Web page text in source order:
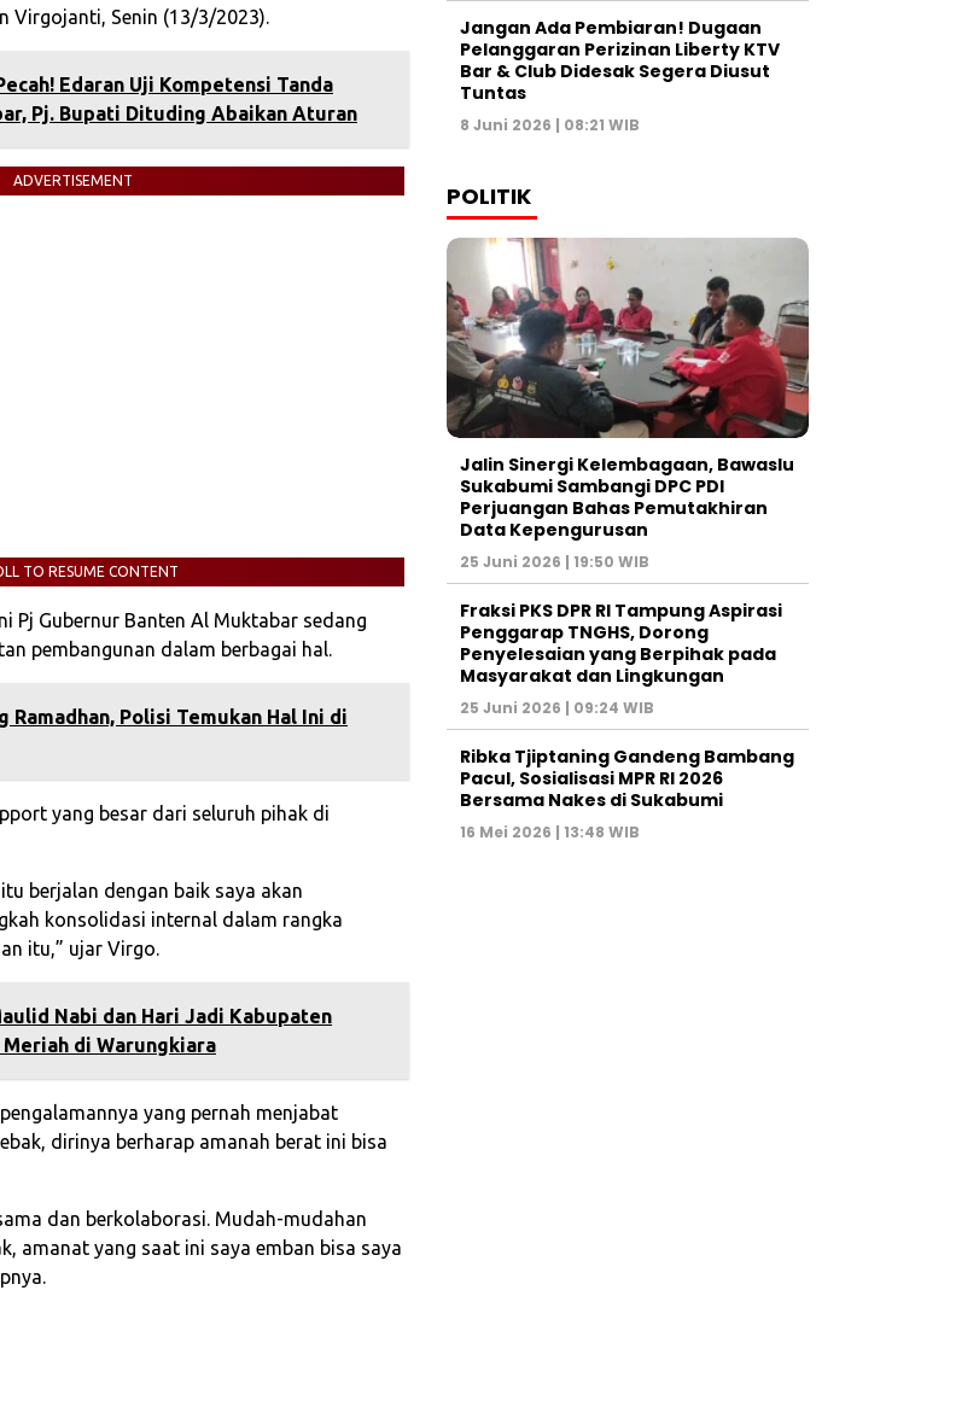
Virgojanti, Senin (13/3/2023).
Edaran Uji Kompetensi Tanda
Pj. Bupati Dituding Abaikan Aturan
ADVERTISEMENT
TO RESUME CONTENT
Pj Gubernur Banten Al Muktabar sedang
pembangunan dalam berbagai hal.
Ramadhan, Polisi Temukan Hal Ini di
yang besar dari seluruh pihak di
berjalan dengan baik saya akan
konsolidasi internal dalam rangka
itu,” ujar Virgo.
Nabi dan Hari Jadi Kabupaten
di Warungkiara
yang pernah menjabat
dirinya berharap amanah berat ini bisa
dan berkolaborasi. Mudah-mudahan
amanat yang saat ini saya emban bisa saya
Jangan Ada Pembiaran! Dugaan
Pelanggaran Perizinan Liberty KTV
Bar & Club Didesak Segera Diusut
Tuntas
8 Juni 2026 | 08:21 WIB
POLITIK
Jalin Sinergi Kelembagaan, Bawaslu
Sukabumi Sambangi DPC PDI
Perjuangan Bahas Pemutakhiran
Data Kepengurusan
25 Juni 2026 | 19:50 WIB
‎Fraksi PKS DPR RI Tampung Aspirasi
Penggarap TNGHS, Dorong
Penyelesaian yang Berpihak pada
Masyarakat dan Lingkungan‎
25 Juni 2026 | 09:24 WIB
Ribka Tjiptaning Gandeng Bambang
Pacul, Sosialisasi MPR RI 2026
Bersama Nakes di Sukabumi
16 Mei 2026 | 13:48 WIB